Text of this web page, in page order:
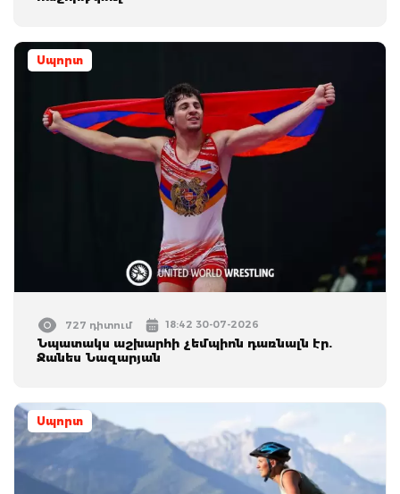
Սպորտ
727 դիտում 18:42 30-07-2026
Նպատակս աշխարհի չեմպիոն դառնալն էր.
Ջանես Նազարյան
Սպորտ